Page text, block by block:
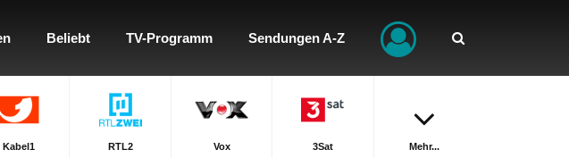
Beliebt TV-Programm Sendungen A-Z
Kabel1 RTL2 Vox 3Sat Mehr...